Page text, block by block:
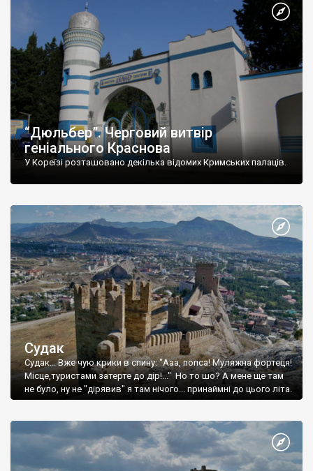
“Дюльбер”. Черговий витвір
геніального Краснова
У Кореїзі розташовано декілька відомих Кримських палаців.
Судак
Судак... Вже чую крики в спину: "Ааа, попса! Муляжна фортеця!
Місце,туристами затерте до дір!..." Но то шо? А мене ще там
не було, ну не "дірявив" я там нічого... принаймні до цього літа.